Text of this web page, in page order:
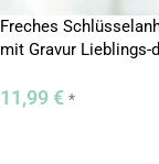
Freches
mit Gravur Lieblings-
11,99 € *